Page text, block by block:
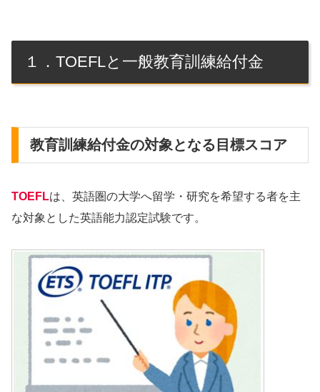
１．TOEFLと一般教育訓練給付金
教育訓練給付金の対象となる目標スコア
TOEFLは、英語圏の大学へ留学・研究を希望する者を主
な対象とした英語能力認定試験です。